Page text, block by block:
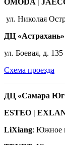
OMODA |
ул. Николая
ДЦ «Астрахань»
ул. Боевая, д. 135
Схема проезда
ДЦ «Самара
ESTEO |
LiXiang: Южное